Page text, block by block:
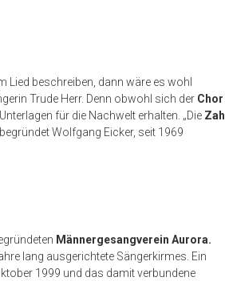
beschreiben, dann wäre es wohl
Trude Herr. Denn obwohl sich der Chor
für die Nachwelt erhalten. „Die Zahl
Wolfgang Eicker, seit 1969
Männergesangverein Aurora.
lang ausgerichtete Sängerkirmes. Ein
1999 und das damit verbundene